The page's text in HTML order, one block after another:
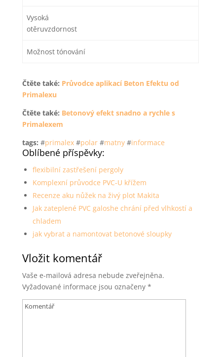
Vysoká
otěruvzdornost
Možnost tónování
Čtěte také: Průvodce aplikací Beton Efektu od
Primalexu
Čtěte také: Betonový efekt snadno a rychle s
Primalexem
tags: #primalex#polar#matny#informace
Oblíbené příspěvky:
flexibilní zastřešení pergoly
Komplexní průvodce PVC-U křížem
Recenze aku nůžek na živý plot Makita
Jak zateplené PVC galoshe chrání před vlhkostí a
chladem
jak vybrat a namontovat betonové sloupky
Vložit komentář
Vaše e-mailová adresa nebude zveřejněna.
Vyžadované informace jsou označeny *